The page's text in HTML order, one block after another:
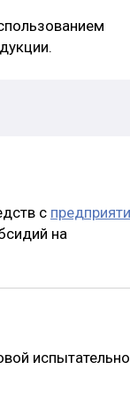
с
на